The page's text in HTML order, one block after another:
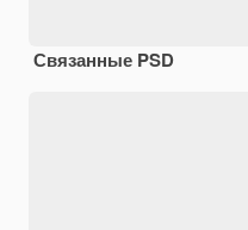
Связанные PSD